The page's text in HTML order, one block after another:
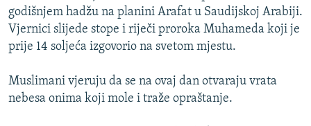
POST SCRIPTUM
MOJA EVROPA
SVE KARTE DEJTONA
godišnjem hadžu na planini Arafat u Saudijskoj Arabiji.
Vjernici slijede stope i riječi proroka Muhameda koji je
prije 14 soljeća izgovorio na svetom mjestu.
Muslimani vjeruju da se na ovaj dan otvaraju vrata
nebesa onima koji mole i traže opraštanje.